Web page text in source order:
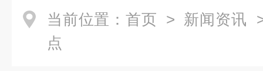
当前位置： 首页 > 新闻资讯
点